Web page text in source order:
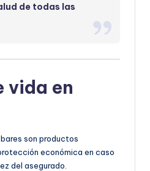
de todas las
vida en
son productos
económica en caso
del asegurado.